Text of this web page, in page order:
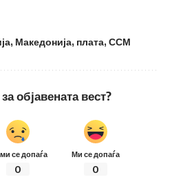
, Македонија, плата, ССМ
објавената вест?
се допаѓа
0
Ми се допаѓа
0